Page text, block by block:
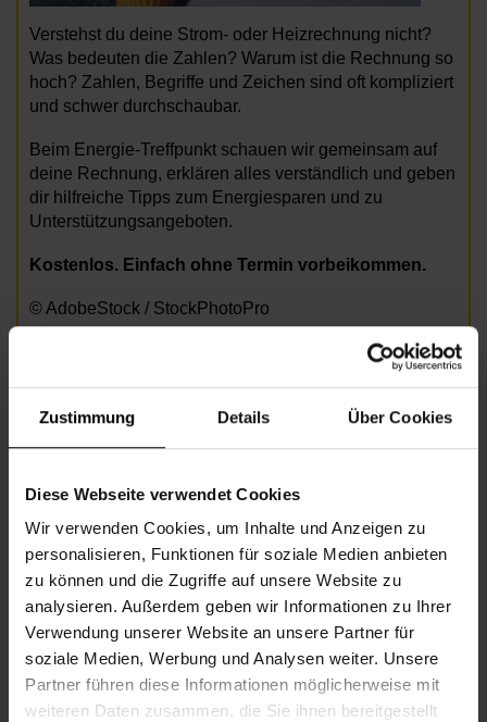
Zustimmung Details Über Cookies
Diese Webseite verwendet Cookies
Wir verwenden Cookies, um Inhalte und Anzeigen zu
personalisieren, Funktionen für soziale Medien anbieten
zu können und die Zugriffe auf unsere Website zu
analysieren. Außerdem geben wir Informationen zu Ihrer
Verwendung unserer Website an unsere Partner für
soziale Medien, Werbung und Analysen weiter. Unsere
Partner führen diese Informationen möglicherweise mit
weiteren Daten zusammen, die Sie ihnen bereitgestellt
Verstehst du deine Strom- oder Heizrechnung nicht?
Was bedeuten die Zahlen? Warum ist die Rechnung so
hoch? Zahlen, Begriffe und Zeichen sind oft kompliziert
und schwer durchschaubar.
Beim Energie-Treffpunkt schauen wir gemeinsam auf
deine Rechnung, erklären alles verständlich und geben
dir hilfreiche Tipps zum Energiesparen und zu
Unterstützungsangeboten.
Kostenlos. Einfach ohne Termin vorbeikommen.
© AdobeStock / StockPhotoPro
Ein Projekt in Kooperation mit den Hilfswerk
Nachbarschaftszentren, finanziert aus Mitteln der
Informationen zur Veranstaltung
Beginn Mittwoch, 09.09.2026,16.00 - 18.00
Veranstalter Nachbarschaftszentrum 07